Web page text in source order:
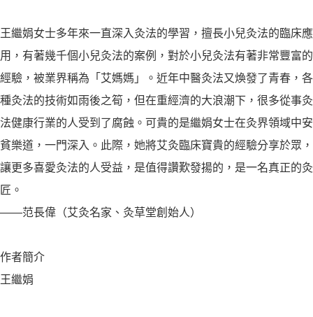
王繼娟女士多年來一直深入灸法的學習，擅長小兒灸法的臨床應
用，有著幾千個小兒灸法的案例，對於小兒灸法有著非常豐富的
經驗，被業界稱為「艾媽媽」。近年中醫灸法又煥發了青春，各
種灸法的技術如雨後之筍，但在重經濟的大浪潮下，很多從事灸
法健康行業的人受到了腐蝕。可貴的是繼娟女士在灸界領域中安
貧樂道，一門深入。此際，她將艾灸臨床寶貴的經驗分享於眾，
讓更多喜愛灸法的人受益，是值得讚歎發揚的，是一名真正的灸
匠。
――范長偉（艾灸名家、灸草堂創始人）
作者簡介
王繼娟